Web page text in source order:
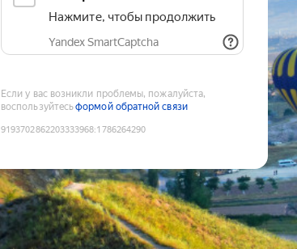
Нажмите, чтобы продолжить
Yandex SmartCaptcha
Если у вас возникли проблемы, пожалуйста,
воспользуйтесьформой обратной связи
9193702862203333968:1786264290